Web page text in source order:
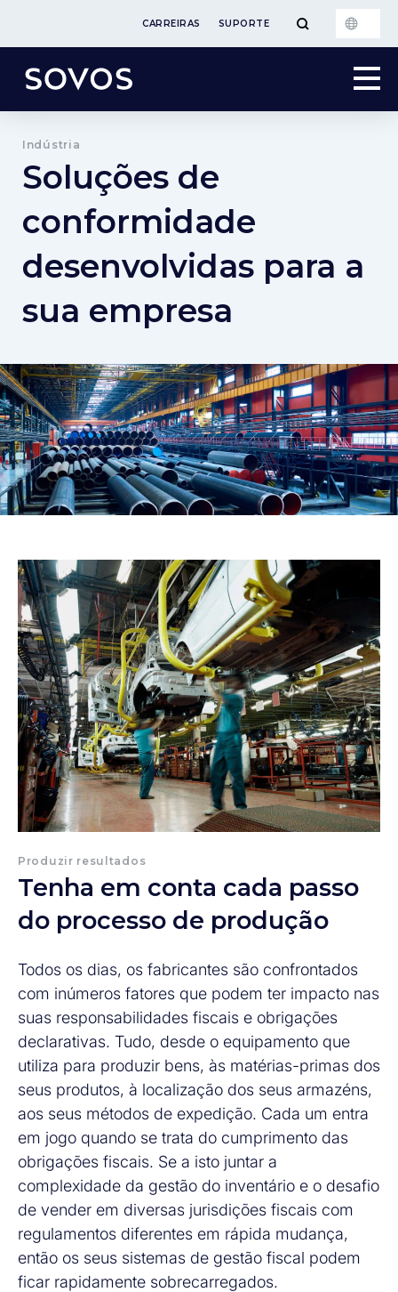
CARREIRAS SUPORTE
Indústria
Soluções de
conformidade
desenvolvidas para a
sua empresa
Produzir resultados
Tenha em conta cada passo
do processo de produção
Todos os dias, os fabricantes são confrontados
com inúmeros fatores que podem ter impacto nas
suas responsabilidades fiscais e obrigações
declarativas. Tudo, desde o equipamento que
utiliza para produzir bens, às matérias-primas dos
seus produtos, à localização dos seus armazéns,
aos seus métodos de expedição. Cada um entra
em jogo quando se trata do cumprimento das
obrigações fiscais. Se a isto juntar a
complexidade da gestão do inventário e o desafio
de vender em diversas jurisdições fiscais com
regulamentos diferentes em rápida mudança,
então os seus sistemas de gestão fiscal podem
ficar rapidamente sobrecarregados.